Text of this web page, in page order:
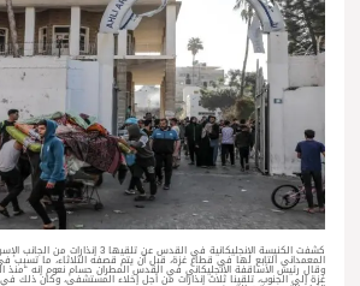
كشفت الكنيسة الإنجليكانية في القدس عن
المعمداني التابع لها في قطاع غزة، قبل أن يتم قصفه الثلاثاء، ما تسبب في
وقال رئيس الأساقفة الأنجليكاني في القدس المطران حسام نعوم إنه “منذ
غزة إلى الجنوب، تلقينا ثلاث إنذارات من أجل إخلاء المستشفى، وكان ذلك في